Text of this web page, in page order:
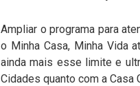
Ampliar o programa para
o Minha Casa, Minha Vida
ainda mais esse limite e
Cidades quanto com a